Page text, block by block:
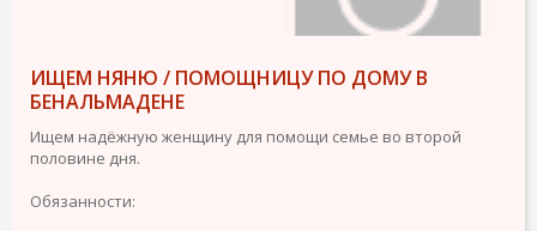
ИЩЕМ НЯНЮ / ПОМОЩНИЦУ ПО ДОМУ В
БЕНАЛЬМАДЕНЕ
Ищем надёжную женщину для помощи семье во второй
половине дня.
Обязанности: